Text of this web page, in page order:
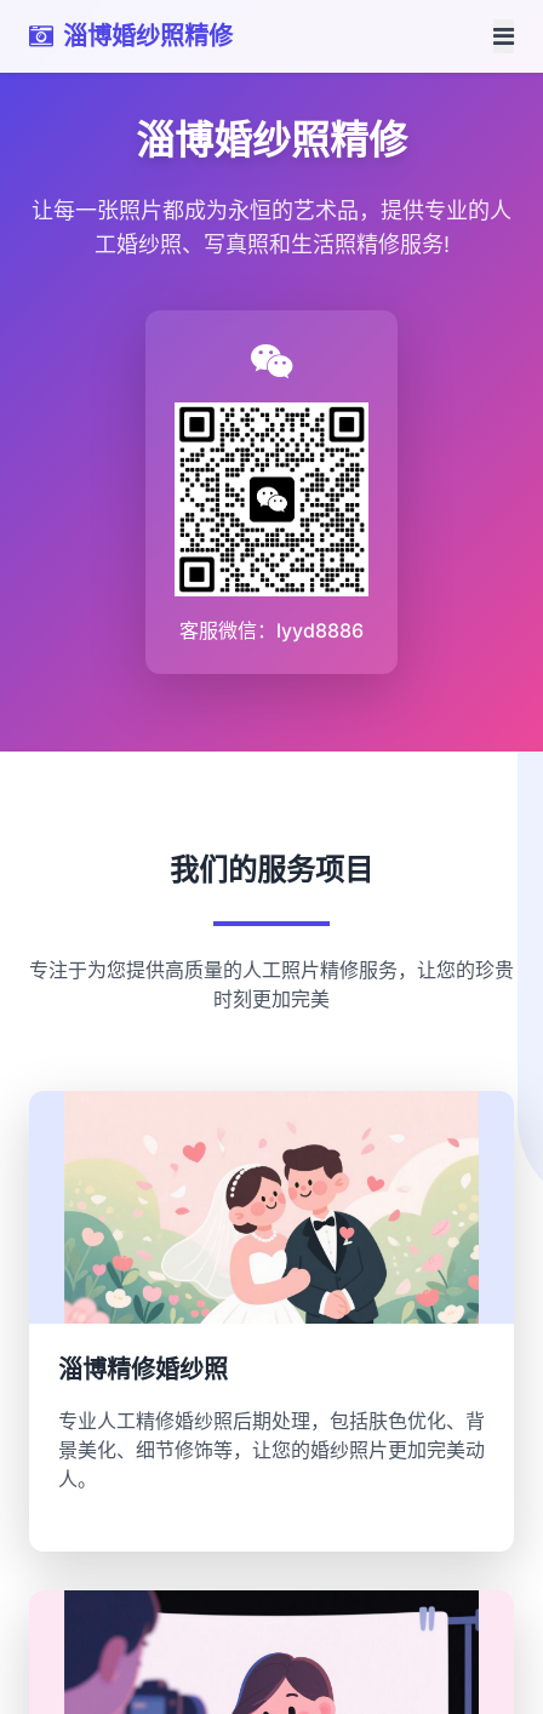
淄博婚纱照精修
淄博婚纱照精修
让每一张照片都成为永恒的艺术品，提供专业的人
工婚纱照、写真照和生活照精修服务!
客服微信：lyyd8886
我们的服务项目
专注于为您提供高质量的人工照片精修服务，让您的珍贵
时刻更加完美
淄博精修婚纱照
专业人工精修婚纱照后期处理，包括肤色优化、背
景美化、细节修饰等，让您的婚纱照片更加完美动
人。